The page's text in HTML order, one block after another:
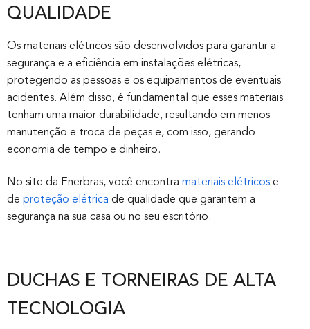
QUALIDADE
Os materiais elétricos são desenvolvidos para garantir a
segurança e a eficiência em instalações elétricas,
protegendo as pessoas e os equipamentos de eventuais
acidentes. Além disso, é fundamental que esses materiais
tenham uma maior durabilidade, resultando em menos
manutenção e troca de peças e, com isso, gerando
economia de tempo e dinheiro.
No site da Enerbras, você encontra materiais elétricos e
de proteção elétrica de qualidade que garantem a
segurança na sua casa ou no seu escritório.
DUCHAS E TORNEIRAS DE ALTA
TECNOLOGIA